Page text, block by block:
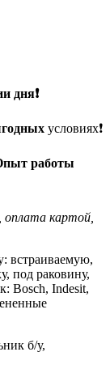
дня❗
условиях❗
работы
картой,
встраиваемую,
под раковину,
Bosch, Indesit,
б/у,